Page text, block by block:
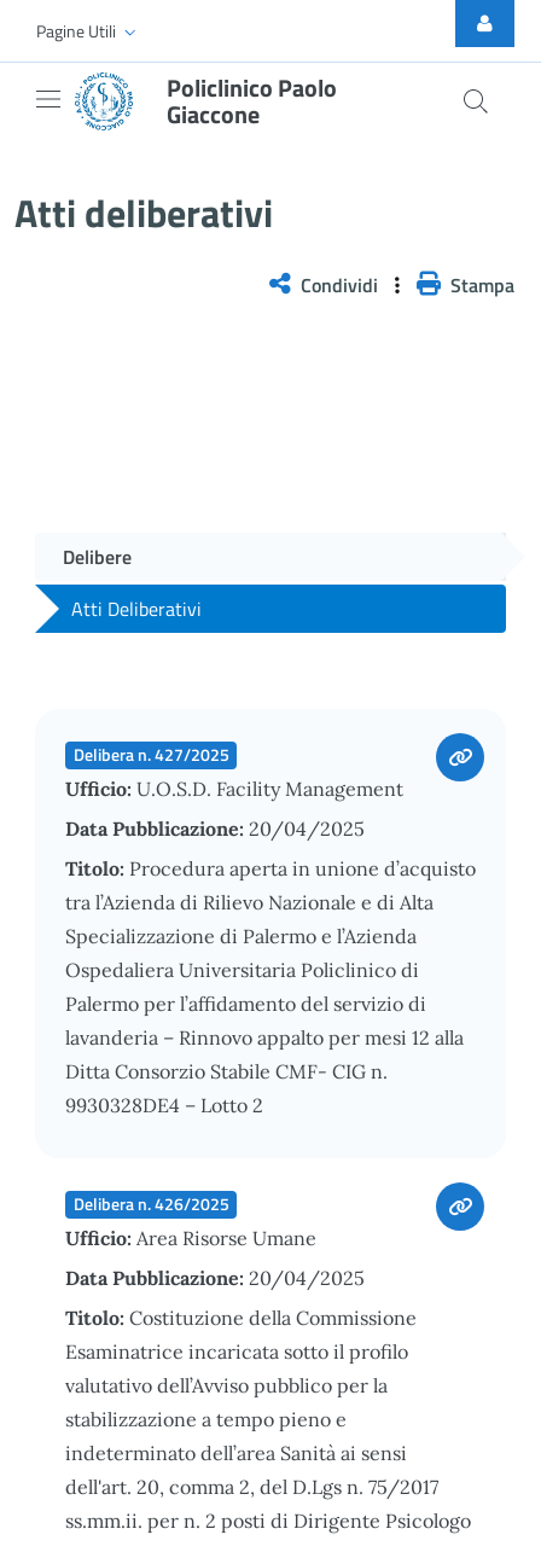
Skip to Main Content
Pagine Utili
Policlinico Paolo
Giaccone
Atti deliberativi
Condividi Stampa
Delibere
Atti Deliberativi
Delibera n. 427/2025
Ufficio: U.O.S.D. Facility Management
Data Pubblicazione: 20/04/2025
Titolo: Procedura aperta in unione d’acquisto
tra l’Azienda di Rilievo Nazionale e di Alta
Specializzazione di Palermo e l’Azienda
Ospedaliera Universitaria Policlinico di
Palermo per l’affidamento del servizio di
lavanderia – Rinnovo appalto per mesi 12 alla
Ditta Consorzio Stabile CMF- CIG n.
9930328DE4 – Lotto 2
Delibera n. 426/2025
Ufficio: Area Risorse Umane
Data Pubblicazione: 20/04/2025
Titolo: Costituzione della Commissione
Esaminatrice incaricata sotto il profilo
valutativo dell’Avviso pubblico per la
stabilizzazione a tempo pieno e
indeterminato dell’area Sanità ai sensi
dell'art. 20, comma 2, del D.Lgs n. 75/2017
ss.mm.ii. per n. 2 posti di Dirigente Psicologo